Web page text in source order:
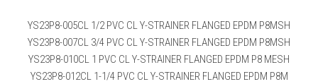
YS23P8-005CL 1/2 PVC CL Y-STRAINER FLANGED EPDM P8MSH
YS23P8-007CL 3/4 PVC CL Y-STRAINER FLANGED EPDM P8MSH
YS23P8-010CL 1 PVC CL Y-STRAINER FLANGED EPDM P8 MESH
YS23P8-012CL 1-1/4 PVC CL Y-STRAINER FLANGED EPDM P8M